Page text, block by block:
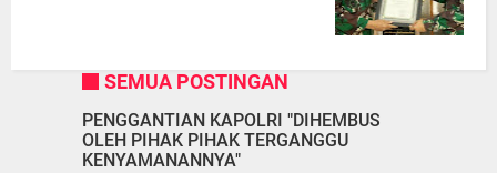
SEMUA POSTINGAN
PENGGANTIAN KAPOLRI "DIHEMBUS
OLEH PIHAK PIHAK TERGANGGU
KENYAMANANNYA"